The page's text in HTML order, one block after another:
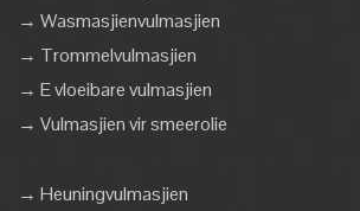
→ Wasmasjienvulmasjien
→ Trommelvulmasjien
→ E vloeibare vulmasjien
→ Vulmasjien vir smeerolie
→ Heuningvulmasjien